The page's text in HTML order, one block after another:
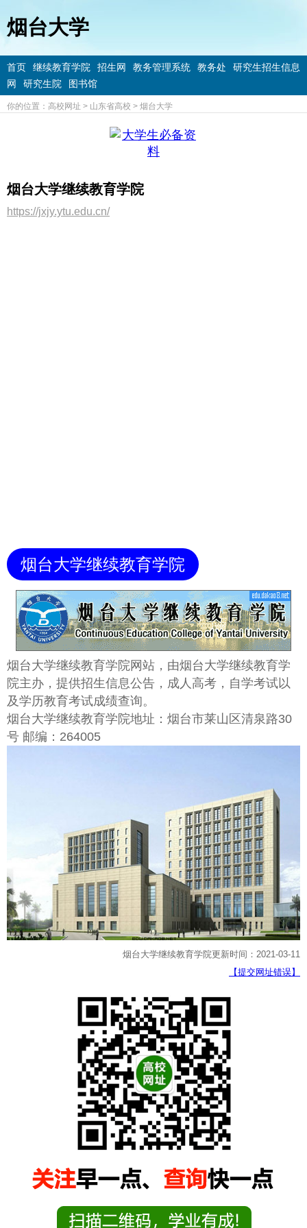
烟台大学
首页 继续教育学院 招生网 教务管理系统 教务处
研究生招生信息
网
研究生院 图书馆
你的位置： 高校网址 > 山东省高校 > 烟台大学
烟台大学继续教育学院
https://jxjy.ytu.edu.cn/
烟台大学继续教育学院
烟台大学继续教育学院网站，由烟台大学继续教育学
院主办，提供招生信息公告，成人高考，自学考试以
及学历教育考试成绩查询。
烟台大学继续教育学院地址：烟台市莱山区清泉路30
号 邮编：264005
烟台大学继续教育学院更新时间：2021-03-11
【提交网址错误】